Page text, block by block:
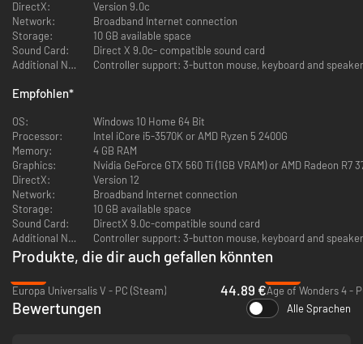
zu spielen.
- Humanoids Species Pack: Erweiterte Anpassungsmöglichkeiten durch
neue Porträts, Schiffsmodelle und den Ursprung „Klonarmee“.
Galactic Paragons:
Paragone und erweitert Euren Galaktischen Rat. Diese Erweiterung
dabei, Eure Vision der Zukunft durchzusetzen.
Leviathans Story Pack:
Die Galaxie ist voller Leben. Und sie ist gefährlich. Trefft auf gigantische
Weltraumwächter und uralte Handelsenklaven und wählt eine Seite, wenn
zwei uralte und mächtige Rivalen die Galaxie in ihren „Himmelskrieg“
ziehen. Stellt Euch den Schatten der Vergangenheit und erntet Euren
wohlverdienten Lohn, oder aber werdet zu einer Fußnote in der
galaktischen Geschichte.
Eine atemberaubende Reise von den alles zermalmenden Tiefen des
Meeres bis hin zu den grenzenlosen Gezeiten des Alls. Taucht in das
Leben eines Seefahrerreichs ein und nutzt die Kraft des Wassers, um
DirectX:
Version 9.0c
Network:
Broadband Internet connection
Storage:
10 GB available space
Sound Card:
Direct X 9.0c- compatible sound card
Additional Notes:
Controller support: 3-button mouse, keyboard and
Empfohlen*
OS:
Windows 10 Home 64 Bit
Processor:
Intel iCore i5-3570K or AMD Ryzen 5 2400G
Memory:
4 GB RAM
Graphics:
Nvidia GeForce GTX 560 Ti (1GB VRAM) or AMD
DirectX:
Version 12
Network:
Broadband Internet connection
Storage:
10 GB available space
Sound Card:
DirectX 9.0c-compatible sound card
Additional Notes:
Controller support: 3-button mouse, keyboard and
Produkte, die dir auch gefallen könnten
Europa Universalis V - PC (Steam)
44.89 €Age of Wonders 4 -
Bewertungen Alle Sprachen